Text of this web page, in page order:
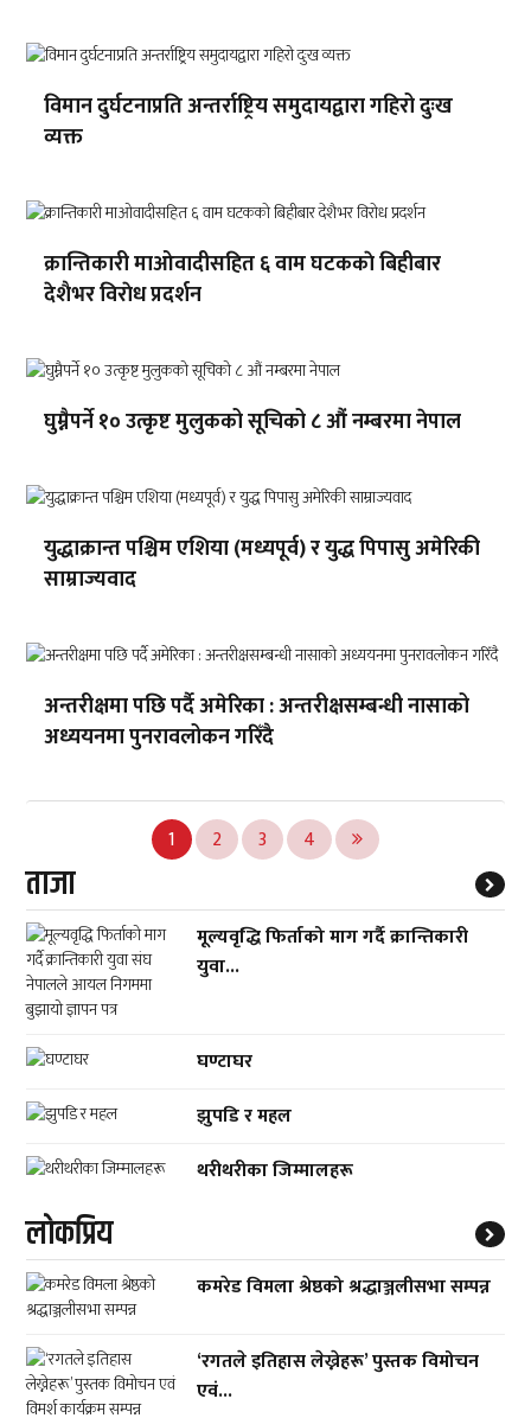
विमान दुर्घटनाप्रति अन्तर्राष्ट्रिय समुदायद्वारा गहिरो दुःख
व्यक्त
क्रान्तिकारी माओवादीसहित ६ वाम घटककाे बिहीबार
देशैभर विराेध प्रदर्शन
घुम्नैपर्ने १० उत्कृष्ट मुलुकको सूचिको ८ औं नम्बरमा नेपाल
युद्धाक्रान्त पश्चिम एशिया (मध्यपूर्व) र युद्ध पिपासु अमेरिकी
साम्राज्यवाद
अन्तरीक्षमा पछि पर्दै अमेरिका : अन्तरीक्षसम्बन्धी नासाको
अध्ययनमा पुनरावलोकन गरिँदै
pagination
1 2 3 4
ताजा
मूल्यवृद्धि फिर्ताको माग गर्दै क्रान्तिकारी
युवा...
घण्टाघर
झुपडि र महल
थरीथरीका जिम्मालहरू
लाेकप्रिय
कमरेड विमला श्रेष्ठको श्रद्धाञ्जलीसभा सम्पन्न
‘रगतले इतिहास लेख्नेहरू’ पुस्तक विमोचन
एवं...